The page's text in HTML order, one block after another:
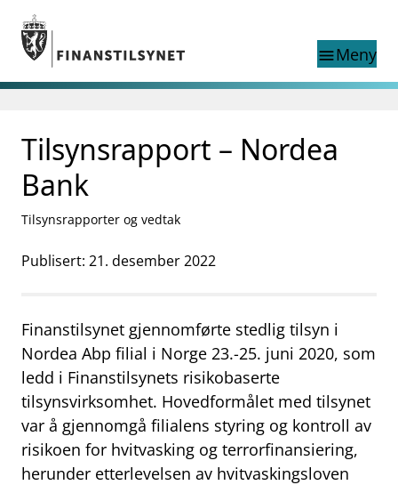
Gå til hovedinnhold
Gå til søkesiden
menuMeny
nettstedet
language
English
exist in English
Aktuelt
Finanstilsynets registre
businessOm Finanstilsynet
mail_outlineKontakt oss
work_outline Jobb hos oss
dashboard Informasjon for investorer
Tilsynsrapport – Nordea
Bank
Tilsynsrapporter og vedtak
Publisert: 21. desember 2022
Finanstilsynet gjennomførte stedlig tilsyn i
Nordea Abp filial i Norge 23.-25. juni 2020, som
ledd i Finanstilsynets risikobaserte
tilsynsvirksomhet. Hovedformålet med tilsynet
var å gjennomgå filialens styring og kontroll av
risikoen for hvitvasking og terrorfinansiering,
herunder etterlevelsen av hvitvaskingsloven